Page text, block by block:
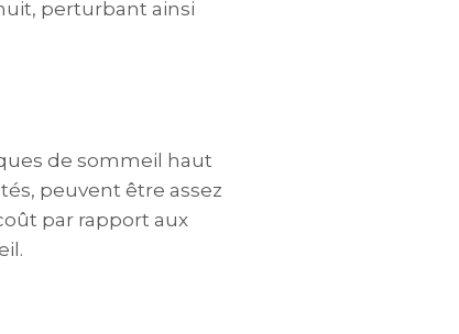
perturbant ainsi
de sommeil haut
peuvent être assez
par rapport aux